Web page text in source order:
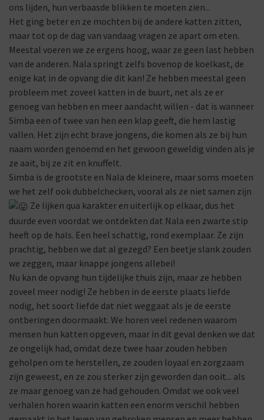
ons lijden, hun verbaasde blikken te moeten zien...
Het ging beter en ze mochten bij de andere katten zitten,
maar tot op de dag van vandaag vragen ze apart om eten.
Meestal voeren we ze ergens hoog, waar ze geen last hebben
van de anderen. Nala springt zelfs bovenop de koelkast, de
enige kat in de opvang die dit kan! Ze hebben meestal geen
probleem met zoveel katten in de buurt, net als ze er
genoeg van hebben en meer aandacht willen - dat is wanneer
Simba een of twee van hen een klap geeft, die hem lastig
vallen. Het zijn echt brave jongens, die komen als ze bij hun
naam worden genoemd en het gewoon geweldig vinden als je
ze aait, bij ze zit en knuffelt.
Simba is de grootste en Nala de kleinere, maar soms moeten
we het zelf ook dubbelchecken, vooral als ze niet samen zijn
Ze lijken qua karakter en uiterlijk op elkaar, dus het
duurde even voordat we ontdekten dat Nala een zwarte stip
heeft op de hals. Een heel schattig, rond exemplaar. Ze zijn
prachtig, hebben we dat al gezegd? Een beetje slank zouden
we zeggen, maar knappe jongens allebei!
Nu kan de opvang hun tijdelijke thuis zijn, maar ze hebben
zoveel meer nodig! Ze hebben in de eerste plaats liefde
nodig, het soort liefde dat niet weggaat als je de eerste
ontberingen doormaakt. We horen veel redenen waarom
mensen hun katten opgeven, maar in dit geval denken we dat
ze ongelijk had, omdat deze twee haar zouden hebben
geholpen om te herstellen, ze zouden loyaal en zorgzaam
zijn geweest, en ze zou sterker zijn geworden dan ooit... als
ze maar genoeg van ze had gehouden. Omdat we ook veel
verhalen horen waarin katten een enorm verschil hebben